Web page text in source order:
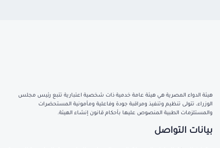
هيئة الدواء المصرية هي هيئة عامة خدمية ذات شخصية اعتبارية تتبع رئيس مجلس
الوزراء، تتولى تنظيم وتنفيذ ومراقبة جودة وفاعلية ومأمونية المستحضرات
والمستلزمات الطبية المنصوص عليها بأحكام قانون إنشاء الهيئة.
بيانات التواصل